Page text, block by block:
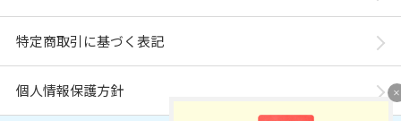
特定商取引に基づく表記
個人情報保護方針